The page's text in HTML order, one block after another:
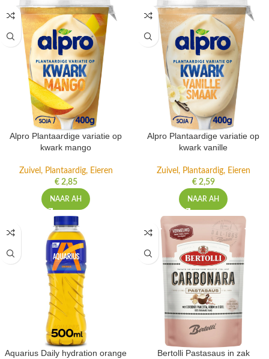
Alpro Plantaardige variatie op
kwark mango
Zuivel, Plantaardig, Eieren
€2,85
NAAR AH
Alpro Plantaardige variatie op
kwark vanille
Zuivel, Plantaardig, Eieren
€2,59
NAAR AH
Aquarius Daily hydration orange
Bertolli Pastasaus in zak